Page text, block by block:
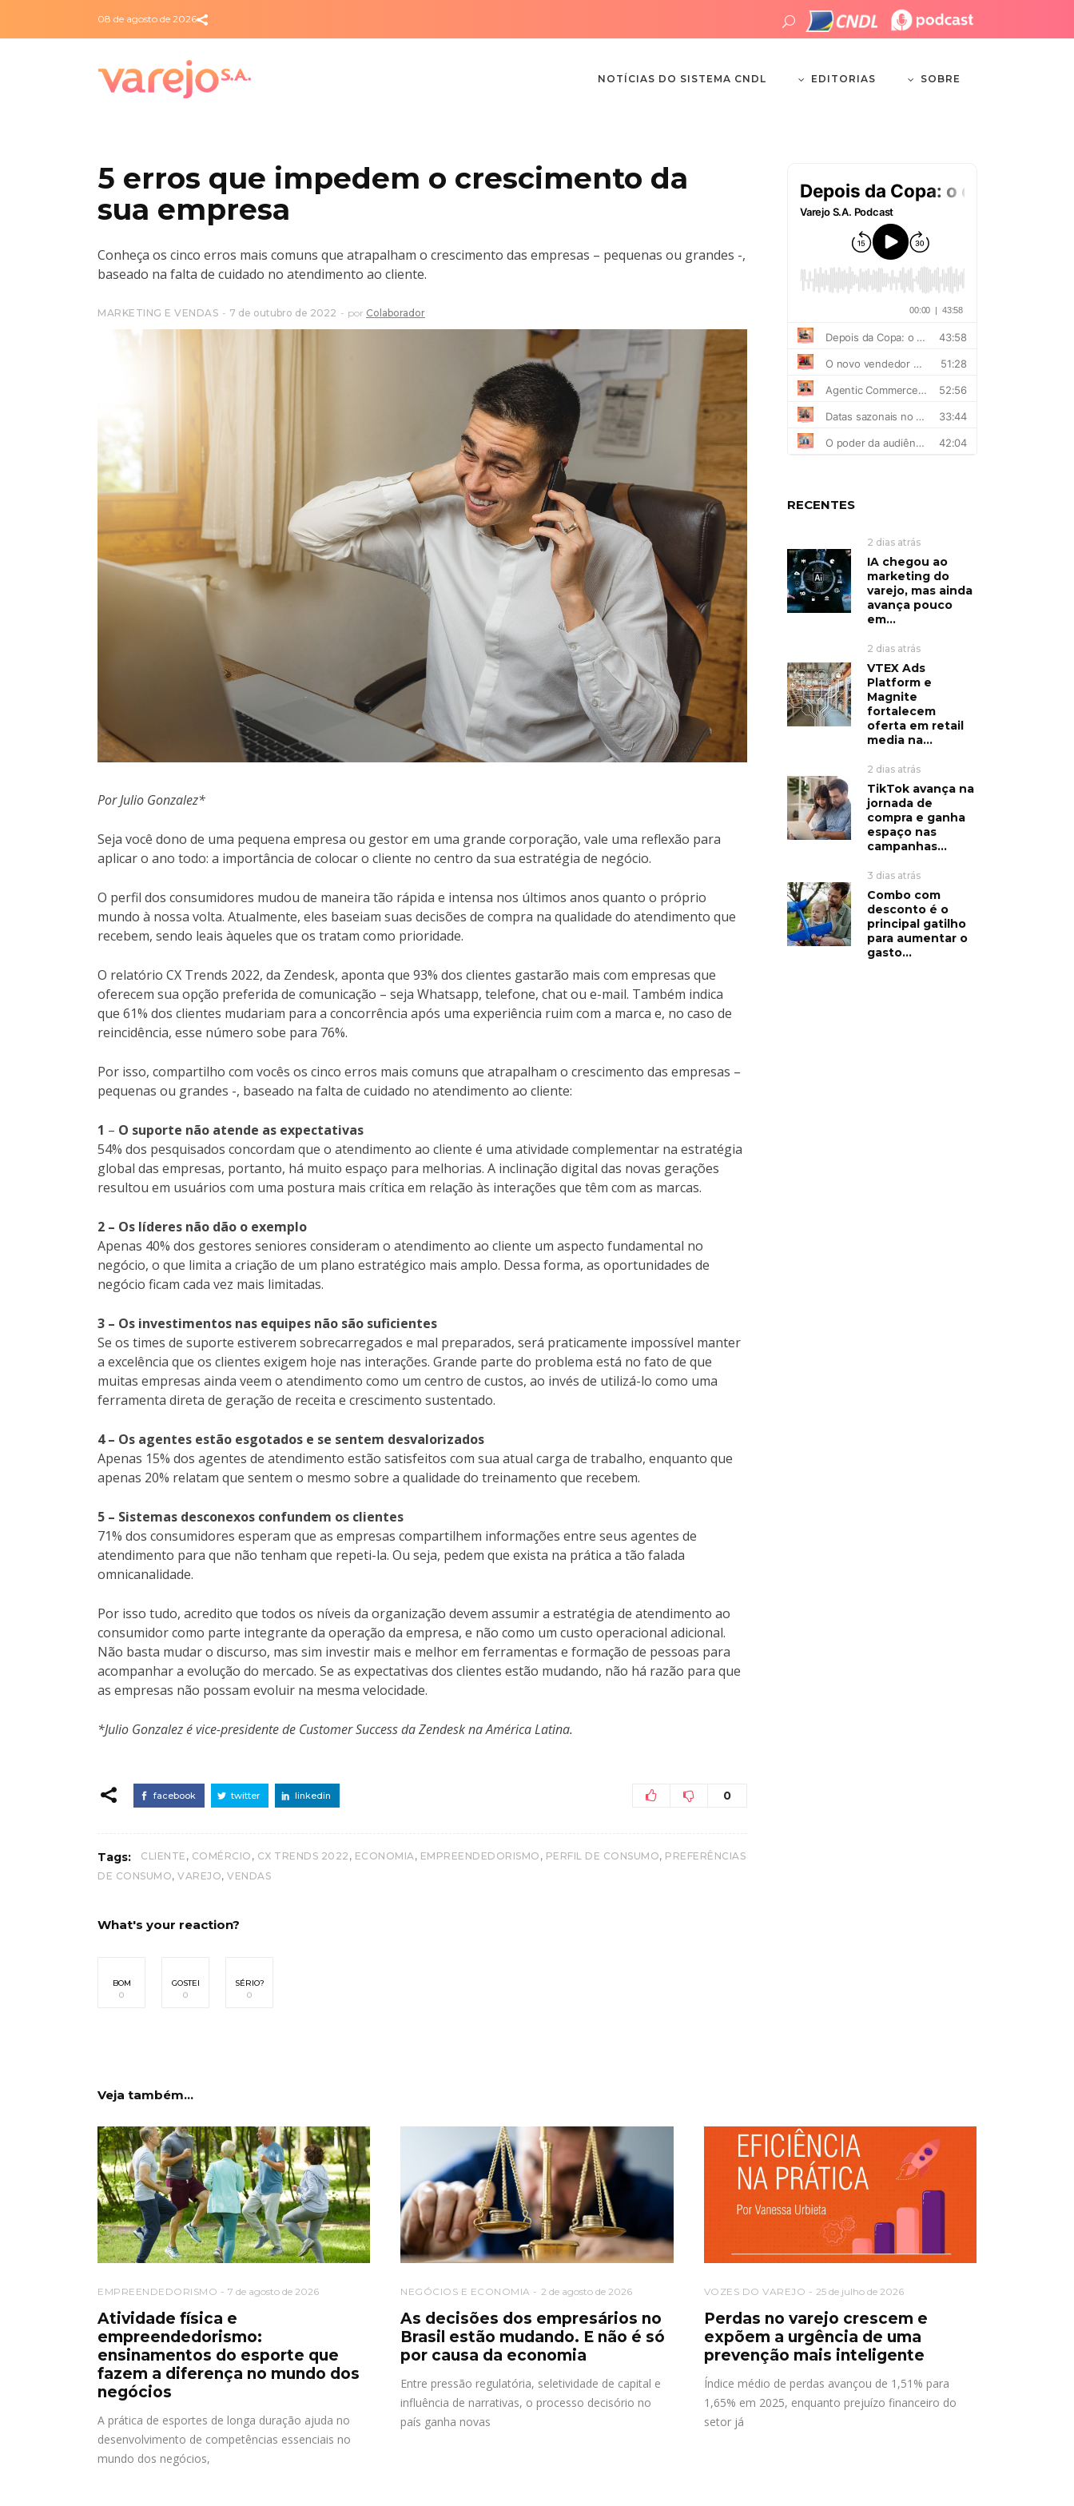
08 de agosto de 2026
NOTÍCIAS DO SISTEMA CNDL EDITORIAS SOBRE
5 erros que impedem o crescimento da
sua empresa
Conheça os cinco erros mais comuns que atrapalham o crescimento das empresas – pequenas ou grandes -,
baseado na falta de cuidado no atendimento ao cliente.
MARKETING E VENDAS 7 de outubro de 2022 por Colaborador
Por Julio Gonzalez*
Seja você dono de uma pequena empresa ou gestor em uma grande corporação, vale uma reflexão para
aplicar o ano todo: a importância de colocar o cliente no centro da sua estratégia de negócio.
O perfil dos consumidores mudou de maneira tão rápida e intensa nos últimos anos quanto o próprio
mundo à nossa volta. Atualmente, eles baseiam suas decisões de compra na qualidade do atendimento que
recebem, sendo leais àqueles que os tratam como prioridade.
O relatório CX Trends 2022, da Zendesk, aponta que 93% dos clientes gastarão mais com empresas que
oferecem sua opção preferida de comunicação – seja Whatsapp, telefone, chat ou e-mail. Também indica
que 61% dos clientes mudariam para a concorrência após uma experiência ruim com a marca e, no caso de
reincidência, esse número sobe para 76%.
Por isso, compartilho com vocês os cinco erros mais comuns que atrapalham o crescimento das empresas –
pequenas ou grandes -, baseado na falta de cuidado no atendimento ao cliente:
1 – O suporte não atende as expectativas
54% dos pesquisados concordam que o atendimento ao cliente é uma atividade complementar na estratégia
global das empresas, portanto, há muito espaço para melhorias. A inclinação digital das novas gerações
resultou em usuários com uma postura mais crítica em relação às interações que têm com as marcas.
2 – Os líderes não dão o exemplo
Apenas 40% dos gestores seniores consideram o atendimento ao cliente um aspecto fundamental no
negócio, o que limita a criação de um plano estratégico mais amplo. Dessa forma, as oportunidades de
negócio ficam cada vez mais limitadas.
3 – Os investimentos nas equipes não são suficientes
Se os times de suporte estiverem sobrecarregados e mal preparados, será praticamente impossível manter
a excelência que os clientes exigem hoje nas interações. Grande parte do problema está no fato de que
muitas empresas ainda veem o atendimento como um centro de custos, ao invés de utilizá-lo como uma
ferramenta direta de geração de receita e crescimento sustentado.
4 – Os agentes estão esgotados e se sentem desvalorizados
Apenas 15% dos agentes de atendimento estão satisfeitos com sua atual carga de trabalho, enquanto que
apenas 20% relatam que sentem o mesmo sobre a qualidade do treinamento que recebem.
5 – Sistemas desconexos confundem os clientes
71% dos consumidores esperam que as empresas compartilhem informações entre seus agentes de
atendimento para que não tenham que repeti-la. Ou seja, pedem que exista na prática a tão falada
omnicanalidade.
Por isso tudo, acredito que todos os níveis da organização devem assumir a estratégia de atendimento ao
consumidor como parte integrante da operação da empresa, e não como um custo operacional adicional.
Não basta mudar o discurso, mas sim investir mais e melhor em ferramentas e formação de pessoas para
acompanhar a evolução do mercado. Se as expectativas dos clientes estão mudando, não há razão para que
as empresas não possam evoluir na mesma velocidade.
*Julio Gonzalez é vice-presidente de Customer Success da Zendesk na América Latina.
facebook twitter linkedin 0
Tags: CLIENTE , COMÉRCIO , CX TRENDS 2022 , ECONOMIA, EMPREENDEDORISMO , PERFIL DE CONSUMO, PREFERÊNCIAS
DE CONSUMO, VAREJO, VENDAS
What's your reaction?
BOM
0
GOSTEI
0
SÉRIO?
0
RECENTES
2 dias atrás
IA chegou ao
marketing do
varejo, mas ainda
avança pouco
em...
2 dias atrás
VTEX Ads
Platform e
Magnite
fortalecem
oferta em retail
media na...
2 dias atrás
TikTok avança na
jornada de
compra e ganha
espaço nas
campanhas...
3 dias atrás
Combo com
desconto é o
principal gatilho
para aumentar o
gasto...
Veja também...
EMPREENDEDORISMO 7 de agosto de 2026
Atividade física e
empreendedorismo:
ensinamentos do esporte que
fazem a diferença no mundo dos
negócios
A prática de esportes de longa duração ajuda no
desenvolvimento de competências essenciais no
mundo dos negócios,
NEGÓCIOS E ECONOMIA 2 de agosto de 2026
As decisões dos empresários no
Brasil estão mudando. E não é só
por causa da economia
Entre pressão regulatória, seletividade de capital e
influência de narrativas, o processo decisório no
país ganha novas
VOZES DO VAREJO 25 de julho de 2026
Perdas no varejo crescem e
expõem a urgência de uma
prevenção mais inteligente
Índice médio de perdas avançou de 1,51% para
1,65% em 2025, enquanto prejuízo financeiro do
setor já